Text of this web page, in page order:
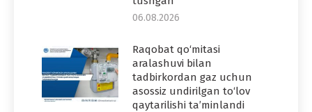
06.08.2026
Raqobat qo‘mitasi
aralashuvi bilan
tadbirkordan gaz uchun
asossiz undirilgan to‘lov
qaytarilishi ta’minlandi